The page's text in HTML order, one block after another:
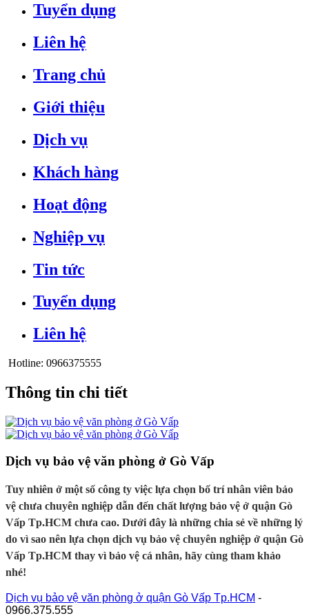
Tuyển dụng
Liên hệ
Trang chủ
Giới thiệu
Dịch vụ
Khách hàng
Hoạt động
Nghiệp vụ
Tin tức
Tuyển dụng
Liên hệ
Hotline: 0966375555
Thông tin chi tiết
Dịch vụ bảo vệ văn phòng ở Gò Vấp
Tuy nhiên ở một số công ty việc lựa chọn bố trí nhân viên bảo
vệ chưa chuyên nghiệp dẫn đến chất lượng bảo vệ ở quận Gò
Vấp Tp.HCM chưa cao. Dưới đây là những chia sẻ về những lý
do vì sao nên lựa chọn dịch vụ bảo vệ chuyên nghiệp ở quận Gò
Vấp Tp.HCM thay vì bảo vệ cá nhân, hãy cùng tham khảo
nhé!
Dịch vụ bảo vệ văn phòng ở quận Gò Vấp Tp.HCM -
0966.375.555